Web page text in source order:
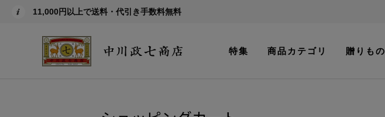
11,000円以上で送料・代引き手数料無料
特集 商品カテゴリ 贈りもの